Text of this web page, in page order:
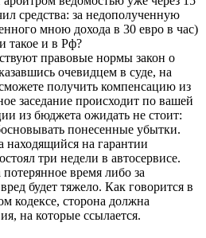
средства: за недополученную
мною дохода в 30 евро в час)
такое и в Рф?
правовые нормы закон о
очевидцем в суде, на
получить компенсацию из
заседание происходит по вашей
из бюджета ожидать не стоит:
понесенные убытки.
находящийся на гарантии
три недели в автосервисе.
время либо за
будет тяжело. Как говорится в
кодексе, сторона должна
на которые ссылается.